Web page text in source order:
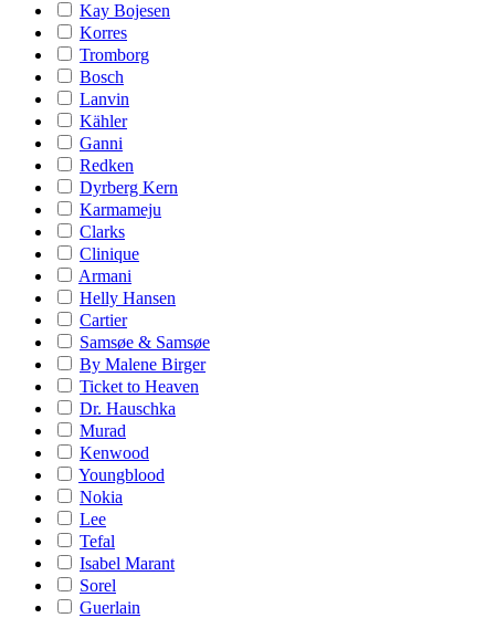
Kay Bojesen
Korres
Tromborg
Bosch
Lanvin
Kähler
Ganni
Redken
Dyrberg Kern
Karmameju
Clarks
Clinique
Armani
Helly Hansen
Cartier
Samsøe & Samsøe
By Malene Birger
Ticket to Heaven
Dr. Hauschka
Murad
Kenwood
Youngblood
Nokia
Lee
Tefal
Isabel Marant
Sorel
Guerlain